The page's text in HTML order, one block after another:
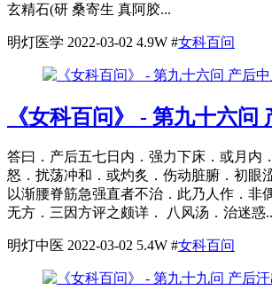
玄精石(研 桑寄生 真阿胶...
明灯医学 2022-03-02 4.9W #女科百问
《女科百问》 - 第九十六问
答曰．产后五七日内．强力下床．或月内
怒．扰荡冲和．或灼炙．伤动脏腑．初眼
以渐腰脊筋急强直者不治．此乃人作．非
无方．三因方评之颇详． 八风汤．治迷惑
明灯中医 2022-03-02 5.4W #女科百问